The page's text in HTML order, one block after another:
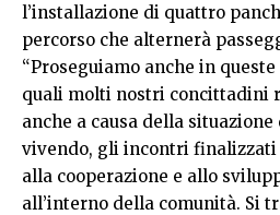
l’installazione di quattro
percorso che alternerà
“Proseguiamo anche in
quali molti nostri concittadini
anche a causa della
vivendo, gli incontri finalizzati
alla cooperazione e allo
all’interno della comunità. Si